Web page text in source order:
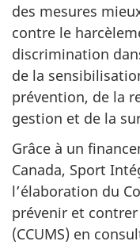
des mesures
contre le
discrimination
de la
prévention, de la
gestion et de la
Grâce à un
Canada, Sport
l’élaboration du
prévenir et
(CCUMS) en